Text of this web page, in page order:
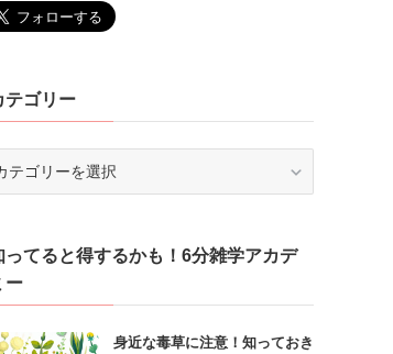
テゴリー
ってると得するかも！6分雑学アカデ
ー
身近な毒草に注意！知っておき